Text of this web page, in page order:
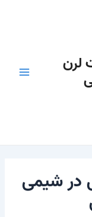
لرن
در شیمی